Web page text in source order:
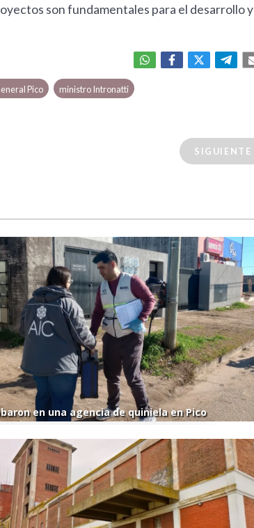
son fundamentales para el desarrollo y
Pico ministro Intronatti
SIGUIENTE
en una agencia de quiniela en Pico